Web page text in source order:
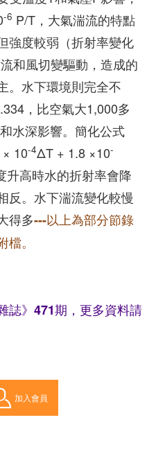
-6 P/T，大氣湍流的特點
強度較弱（折射率變化
和風切變驅動，造成的
。水下環境則完全不
，比空氣大1,000多
水深影響。簡化公式
10-4ΔT + 1.8 ×10-
高時水的折射率會降
反。水下湍流變化較慢
得多---以上為部分節錄
。
誌》471期，更多資料請
加入會員